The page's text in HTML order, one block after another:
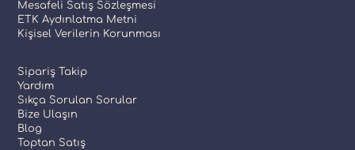
Mesafeli Satış Sözleşmesi
ETK Aydınlatma Metni
Kişisel Verilerin Korunması
Sipariş Takip
Yardım
Sıkça Sorulan Sorular
Bize Ulaşın
Blog
Toptan Satış